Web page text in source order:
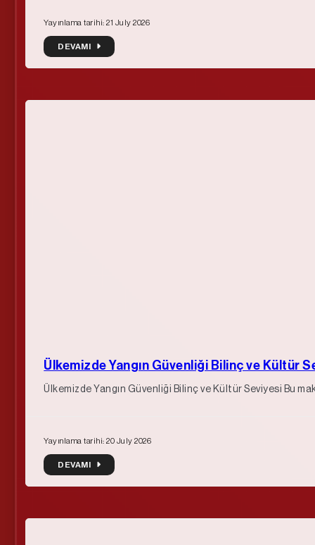
Yayınlama tarihi: 21 July 2026
DEVAMI
DEVAMI
Ülkemizde Yangın Güvenliği Bilinç ve Kültür
Ülkemizde Yangın Güvenliği Bilinç ve Kültür Seviyesi Bu
Yayınlama tarihi: 20 July 2026
DEVAMI
DEVAMI